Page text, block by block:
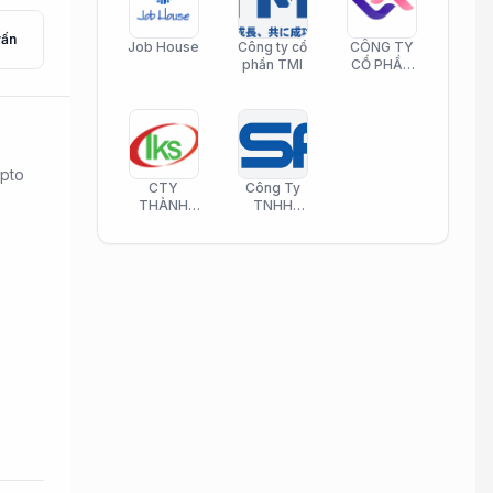
Job House
Công ty cổ
phần TMI
CÔNG TY
CỔ PHẦN
CTY
THÀNH
PHAMATECH
Công Ty
TNHH
Phần Mềm